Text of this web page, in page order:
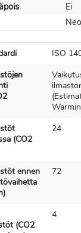
Ei
ISO
(CO2
24
ennen
72
(CO2
4